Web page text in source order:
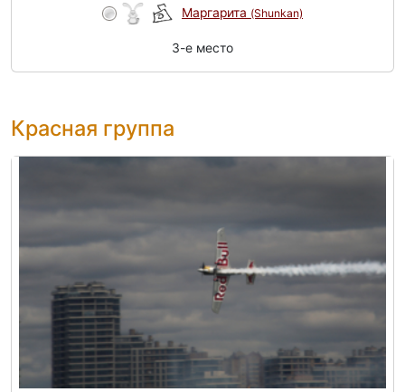
Маргарита (Shunkan)
3-e место
Красная группа